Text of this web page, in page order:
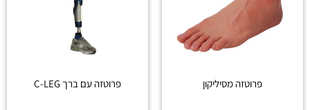
פרוטזה מסיליקון פרוטזה עם ברך C-LEG